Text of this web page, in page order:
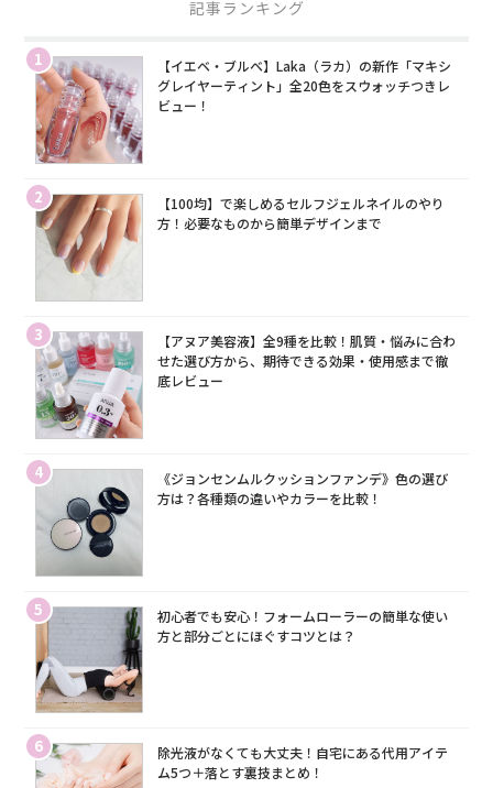
記事ランキング
1
【イエベ・ブルベ】Laka（ラカ）の新作「マキシ
グレイヤーティント」全20色をスウォッチつきレ
ビュー！
2
【100均】で楽しめるセルフジェルネイルのやり
方！必要なものから簡単デザインまで
3
【アヌア美容液】全9種を比較！肌質・悩みに合わ
せた選び方から、期待できる効果・使用感まで徹
底レビュー
4
《ジョンセンムルクッションファンデ》色の選び
方は？各種類の違いやカラーを比較！
5
初心者でも安心！フォームローラーの簡単な使い
方と部分ごとにほぐすコツとは？
6
除光液がなくても大丈夫！自宅にある代用アイテ
ム5つ＋落とす裏技まとめ！